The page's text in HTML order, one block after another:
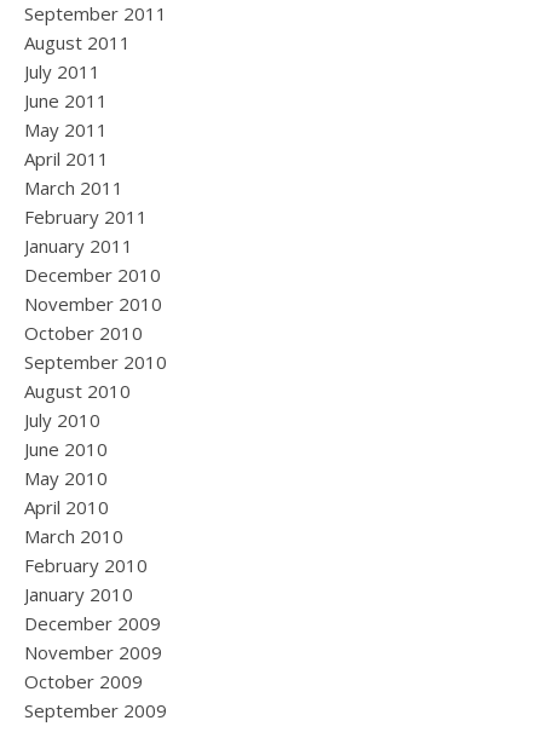
September 2011
August 2011
July 2011
June 2011
May 2011
April 2011
March 2011
February 2011
January 2011
December 2010
November 2010
October 2010
September 2010
August 2010
July 2010
June 2010
May 2010
April 2010
March 2010
February 2010
January 2010
December 2009
November 2009
October 2009
September 2009